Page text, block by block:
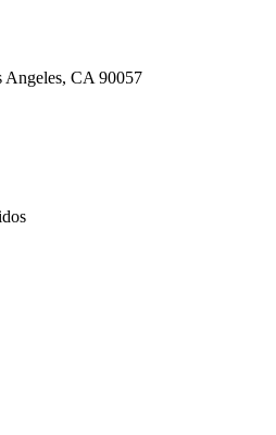
Angeles, CA 90057